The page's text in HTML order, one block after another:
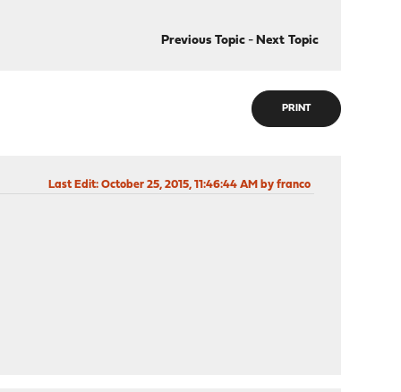
Previous Topic- Next Topic
PRINT
Last Edit: October 25, 2015, 11:46:44 AM by franco